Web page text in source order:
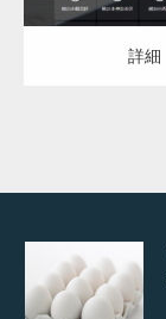
詳細